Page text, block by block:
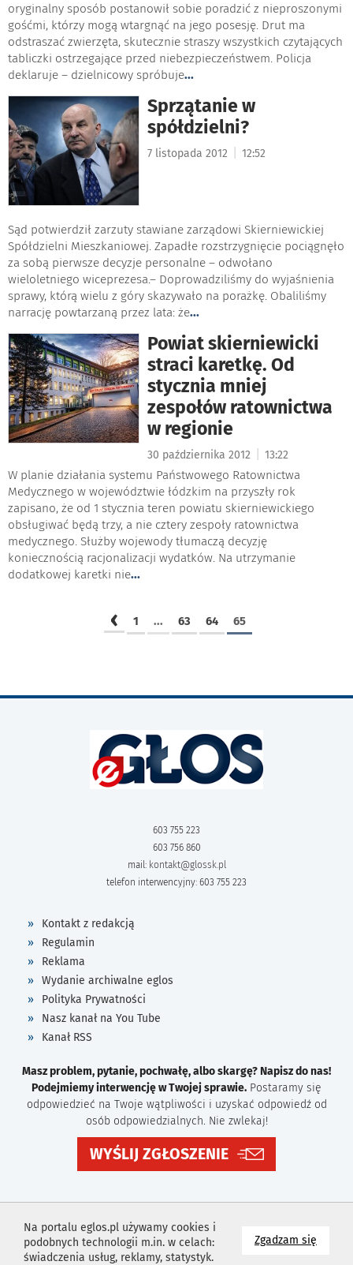
Zgadzam się
Na portalu eglos.pl używamy cookies i
podobnych technologii m.in. w celach:
świadczenia usług, reklamy, statystyk.
oryginalny sposób postanowił sobie poradzić z nieproszonymi
gośćmi, którzy mogą wtargnąć na jego posesję. Drut ma
odstraszać zwierzęta, skutecznie straszy wszystkich czytających
tabliczki ostrzegające przed niebezpieczeństwem. Policja
deklaruje – dzielnicowy spróbuje...
Sprzątanie w
spółdzielni?
7 listopada 2012 12:52
Sąd potwierdził zarzuty stawiane zarządowi Skierniewickiej
Spółdzielni Mieszkaniowej. Zapadłe rozstrzygnięcie pociągnęło
za sobą pierwsze decyzje personalne – odwołano
wieloletniego wiceprezesa.– Doprowadziliśmy do wyjaśnienia
sprawy, którą wielu z góry skazywało na porażkę. Obaliliśmy
narrację powtarzaną przez lata: że...
Powiat skierniewicki
straci karetkę. Od
stycznia mniej
zespołów ratownictwa
w regionie
30 października 2012 13:22
W planie działania systemu Państwowego Ratownictwa
Medycznego w województwie łódzkim na przyszły rok
zapisano, że od 1 stycznia teren powiatu skierniewickiego
obsługiwać będą trzy, a nie cztery zespoły ratownictwa
medycznego. Służby wojewody tłumaczą decyzję
koniecznością racjonalizacji wydatków. Na utrzymanie
dodatkowej karetki nie...
‹ 1 ... 63 64 65
603 755 223
603 756 860
mail: kontakt@glossk.pl
telefon interwencyjny: 603 755 223
Kontakt z redakcją
Regulamin
Reklama
Wydanie archiwalne eglos
Polityka Prywatności
Nasz kanał na You Tube
Kanał RSS
Masz problem, pytanie, pochwałę, albo skargę? Napisz do nas!
Podejmiemy interwencję w Twojej sprawie. Postaramy się
odpowiedzieć na Twoje wątpliwości i uzyskać odpowiedź od
osób odpowiedzialnych. Nie zwlekaj!
WYŚLIJ ZGŁOSZENIE